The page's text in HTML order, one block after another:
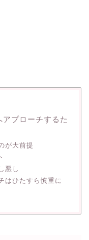
プローチするた
が大前提
悪し
はひたすら慎重に